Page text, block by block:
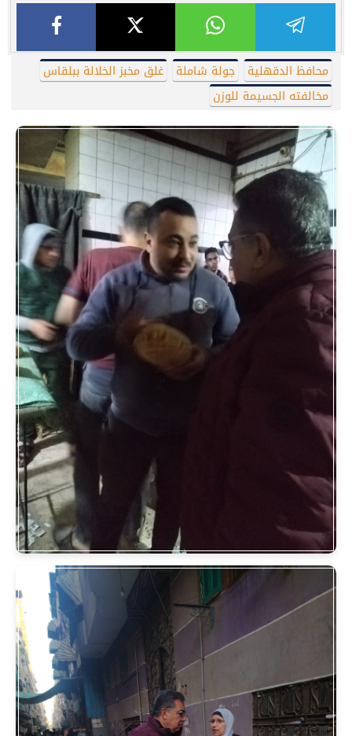
محافظ الدقهلية جولة شاملة
غلق مخبز الخلالة ببلقاس
مخالفته الجسيمة للوزن